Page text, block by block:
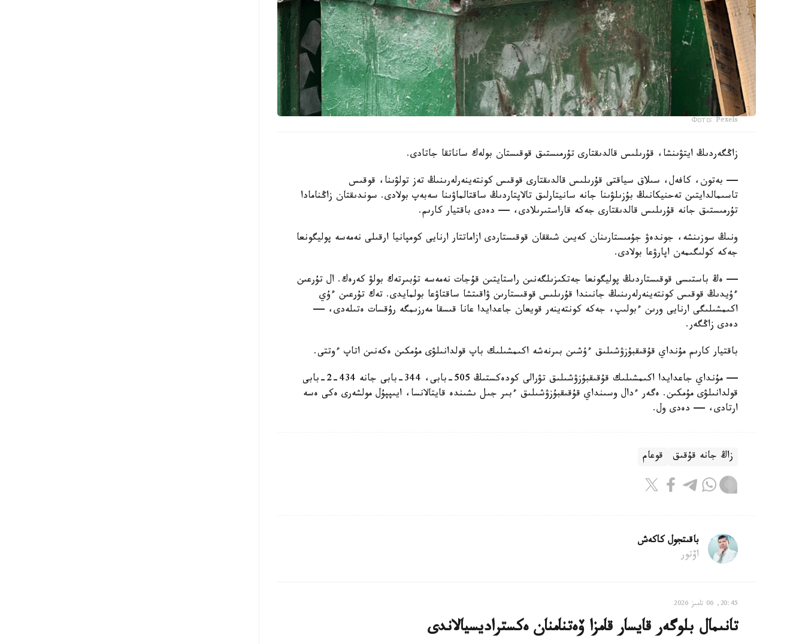
Фото: Pexels
زاڭگەردىڭ ايتۋىنشا، قۇرىلىس قالدىقتارى تۇرمىستىق قوقىستان بولەك ساناتقا جاتادى.
— بەتون، كافەل، سىلاق سياقتى قۇرىلىس قالدىقتارى قوقىس كونتەينەرلەرىنىڭ تەز تولۋىنا، قوقىس
تاسىمالدايتىن تەحنيكانىڭ بۇزىلۋىنا جانە سانيتارلىق تالاپتاردىڭ ساقتالماۋىنا سەبەپ بولادى. سوندىقتان زاڭنامادا
تۇرمىستىق جانە قۇرىلىس قالدىقتارى جەكە قاراستىرىلادى، — دەدى باقتيار كارىم.
ونىڭ سوزىنشە، جوندەۋ جۇمىستارىنان كەيىن شىققان قوقىستاردى ازاماتتار ارنايى كومپانيا ارقىلى نەمەسە پوليگونعا
جەكە كولىگىمەن اپارۋعا بولادى.
— ەڭ باستىسى قوقىستاردىڭ پوليگونعا جەتكىزىلگەنىن راستايتىن قۇجات نەمەسە تۇبىرتەك بولۋ كەرەك. ال تۇرعىن
ءۇيدىڭ قوقىس كونتەينەرلەرىنىڭ جانىندا قۇرىلىس قوقىستارىن ۋاقىتشا ساقتاۋعا بولمايدى. تەك تۇرعىن ءۇي
اكىمشىلىگى ارنايى ورىن ءبولىپ، جەكە كونتەينەر قويعان جاعدايدا عانا قىسقا مەرزىمگە رۇقسات ەتىلەدى، —
دەدى زاڭگەر.
باقتيار كارىم مۇنداي قۇقىقبۇزۋشىلىق ءۇشىن بىرنەشە اكىمشىلىك باپ قولدانىلۋى مۇمكىن ەكەنىن اتاپ ءوتتى.
— مۇنداي جاعدايدا اكىمشىلىك قۇقىقبۇزۋشىلىق تۋرالى كودەكستىڭ 505-بابى، 344-بابى جانە 434-2-بابى
قولدانىلۋى مۇمكىن. ەگەر ءدال وسىنداي قۇقىقبۇزۋشىلىق ءبىر جىل ىشىندە قايتالانسا، ايىپپۇل مولشەرى ەكى ەسە
ارتادى، — دەدى ول.
زاڭ جانە قۇقىق قوعام
باقىتجول كاكەش
اۆتور
20:45, 06 تامىز 2026
تانىمال بلوگەر قايسار قامزا ۆەتنامنان ەكستراديسيالاندى